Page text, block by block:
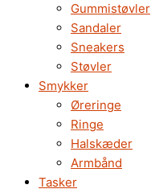
Gummistøvler
Sandaler
Sneakers
Støvler
Smykker
Øreringe
Ringe
Halskæder
Armbånd
Tasker